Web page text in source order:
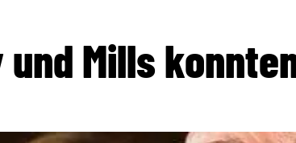
und Mills